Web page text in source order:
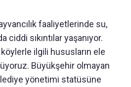
faaliyetlerinde su,
ciddi sıkıntılar yaşanıyor.
ilgili hususların ele
Büyükşehir olmayan
yönetimi statüsüne